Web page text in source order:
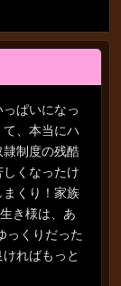
ぱいになっ
、本当にハ
制度の残酷
くなったけ
くり！家族
き様は、あ
っくりだった
ればもっと